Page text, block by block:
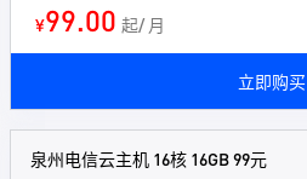
¥99.00 起/ 月
立即购买
泉州电信云主机 16核 16GB 99元